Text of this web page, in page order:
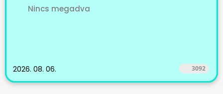
Nincs megadva
2026. 08. 06. 3092